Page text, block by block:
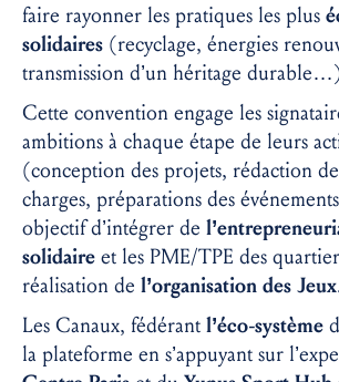
faire rayonner les pratiques les plus
solidaires (recyclage, énergies
transmission d’un héritage
Cette convention engage les
ambitions à chaque étape de leurs
(conception des projets, rédaction
charges, préparations des
objectif d’intégrer de
solidaire et les PME/TPE des
réalisation de l’organisation des Jeux
Les Canaux, fédérant l’éco-système
la plateforme en s’appuyant sur